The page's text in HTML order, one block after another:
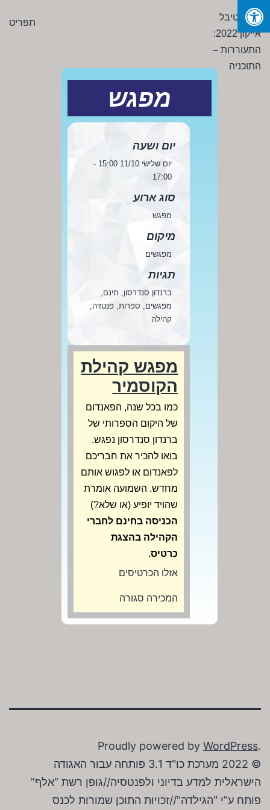
Skip
content
פסטיבל
אייקון
2022:
התעוררות
תפריט
מפגש
יום ושעה
יום שלישי 11/10 15:00 -
17:00
סוג ארוע
מפגש
מיקום
מפגשים
תגיות
ברנדון סנדרסון, חינם,
מפגשים, ספרות, פנטזיה,
קהילה
מפגש קהילת
הקוסמיר
כמו בכל שנה, הפאנדום
של היקום הספרותי של
ברנדון סנדרסון נפגש.
בואו להכיר את חבריכם
לפאנדום או לפגוש אותם
מחדש. השמועה אומרת
שהויד יופיע (או שלא?)
הכניסה בחינם לחברי
הקהילה בהצגת
כרטיס.
אזלו הכרטיסים
המכירה סגורה
Proudly powered by WordPress.
© 2022 מערכת כו"ד 3.1 פותחה עבור האגודה
הישראלית למדע בדיוני ולפנטסיה//גופן רשת “אלף”
פותח ע”י "הגילדה"//זכויות התוכן שמורות לכנס